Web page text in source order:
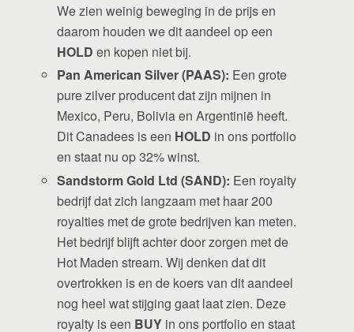
We zien weinig beweging in de prijs en
daarom houden we dit aandeel op een
HOLD en kopen niet bij.
Pan American Silver (PAAS): Een grote
pure zilver producent dat zijn mijnen in
Mexico, Peru, Bolivia en Argentinië heeft.
Dit Canadees is een HOLD in ons portfolio
en staat nu op 32% winst.
Sandstorm Gold Ltd (SAND): Een royalty
bedrijf dat zich langzaam met haar 200
royalties met de grote bedrijven kan meten.
Het bedrijf blijft achter door zorgen met de
Hot Maden stream. Wij denken dat dit
overtrokken is en de koers van dit aandeel
nog heel wat stijging gaat laat zien. Deze
royalty is een BUY in ons portfolio en staat